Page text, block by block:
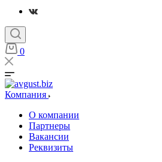
0
Компания
О компании
Партнеры
Вакансии
Реквизиты